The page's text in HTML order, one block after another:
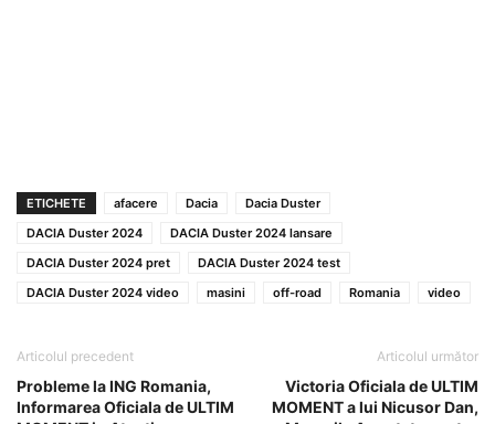
ETICHETE afacere Dacia
Dacia Duster
DACIA Duster 2024
DACIA Duster 2024 lansare
DACIA Duster 2024 pret
DACIA Duster 2024 test
DACIA Duster 2024 video
masini off-road Romania video
Articolul precedent
Probleme la ING Romania,
Informarea Oficiala de ULTIM
Articolul următor
Victoria Oficiala de ULTIM
MOMENT a lui Nicusor Dan,